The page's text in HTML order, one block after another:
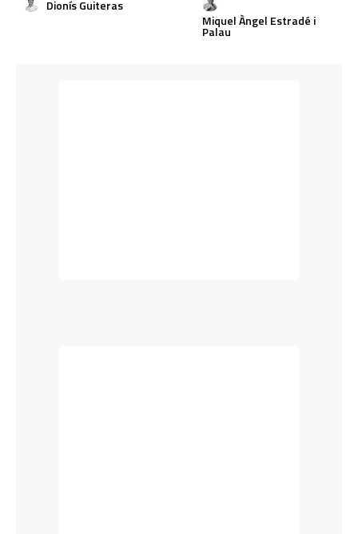
Dionís Guiteras
Miquel Àngel Estradé i
Palau